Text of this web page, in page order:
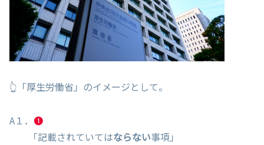
👆「厚生労働省」のイメージとして。
A１． ❶
「記載されていてはならない事項」